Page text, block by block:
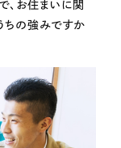
、お住まいに関
ちの強みですか